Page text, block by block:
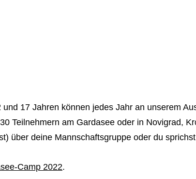
17 Jahren können jedes Jahr an unserem
Teilnehmern am Gardasee oder in Novigrad,
über deine Mannschaftsgruppe oder du
Camp 2022.